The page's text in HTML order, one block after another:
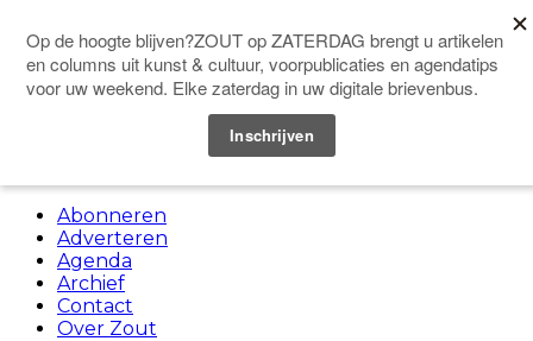
Doneer
Abonneren
Adverteren
Agenda
Archief
Contact
Over Zout